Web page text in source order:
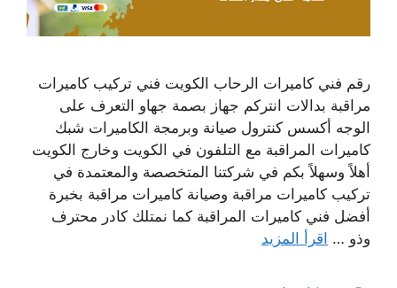
رقم فني كاميرات الرحاب الكويت فني تركيب كاميرات
مراقبة بدالات انتركم جهاز بصمة جهاو التعرف على
الوجه أكسس كنترول صيانة وبرمجة الكاميرات شبك
كاميرات المراقبة مع التلفون في الكويت وخارج الكويت
أهلاً وسهلاً بكم في شركتنا المتخصصة والمعتمدة في
تركيب كاميرات مراقبة وصيانة كاميرات مراقبة بخبرة
أفضل فني كاميرات المراقبة كما نمتلك كادر محترف
وذو … اقرأ المزيد